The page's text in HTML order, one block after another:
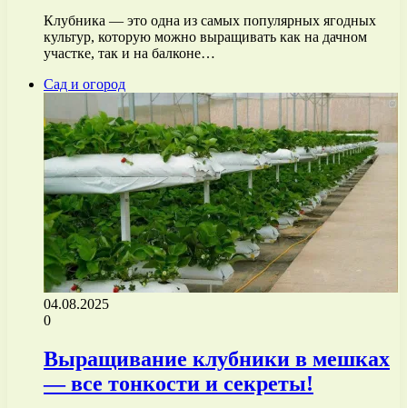
Клубника — это одна из самых популярных ягодных
культур, которую можно выращивать как на дачном
участке, так и на балконе…
Сад и огород
04.08.2025
0
Выращивание клубники в мешках
— все тонкости и секреты!